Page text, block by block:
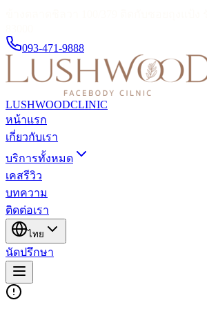
093-471-9888
LUSHWOODCLINIC
หน้าแรก
เกี่ยวกับเรา
บริการทั้งหมด
เคสรีวิว
บทความ
ติดต่อเรา
ไทย
นัดปรึกษา